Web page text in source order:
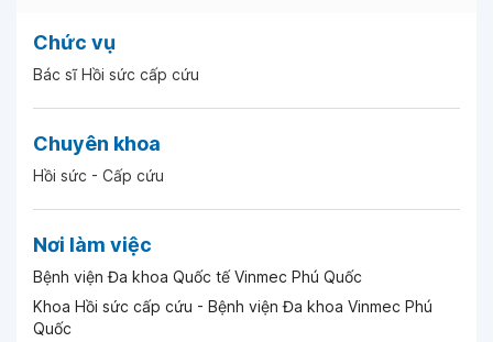
Chức vụ
Bác sĩ Hồi sức cấp cứu
Chuyên khoa
Hồi sức - Cấp cứu
Nơi làm việc
Bệnh viện Đa khoa Quốc tế Vinmec Phú Quốc
Khoa Hồi sức cấp cứu - Bệnh viện Đa khoa Vinmec Phú
Quốc